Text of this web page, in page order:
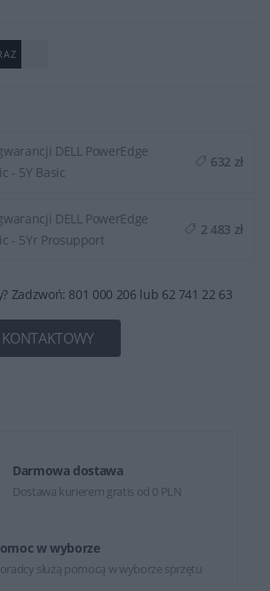
DELL PowerEdge
- 5Y Basic
632 zł
DELL PowerEdge
- 5Yr Prosupport
2 483 zł
Zadzwoń: 801 000 206 lub 62 741 22 63
Darmowa dostawa
Dostawa kurierem gratis od 0 PLN
w wyborze
służą pomocą w wyborze sprzętu